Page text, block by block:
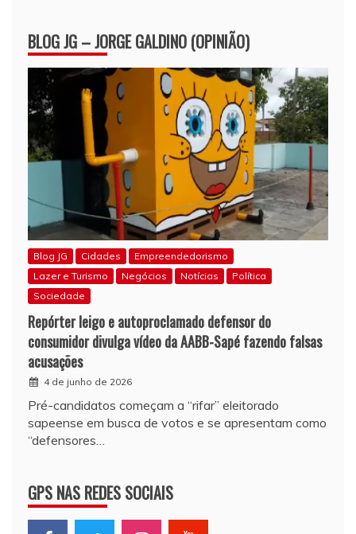
BLOG JG – JORGE GALDINO (OPINIÃO)
Blog JG Cidades
Empreendedorismo
Lazer e Turismo
Negócios Notícias
Política
Sociedade
Repórter leigo e autoproclamado defensor do
consumidor divulga vídeo da AABB-Sapé fazendo falsas
acusações
4 de junho de 2026
Pré-candidatos começam a “rifar” eleitorado
sapeense em busca de votos e se apresentam como
“defensores…
GPS NAS REDES SOCIAIS